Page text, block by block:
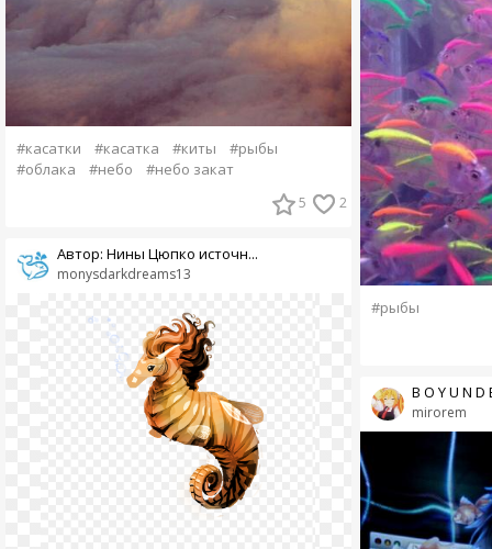
#касатки #касатка #киты
#рыбы
#облака
#небо #небо закат
5 2
monysdarkdreams13
Автор: Нины Цюпко источн...
#рыбы
mirorem
B O Y U N D